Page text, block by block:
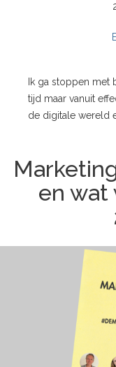
Ik ga stoppen met
tijd maar vanuit
de digitale wereld
en wat